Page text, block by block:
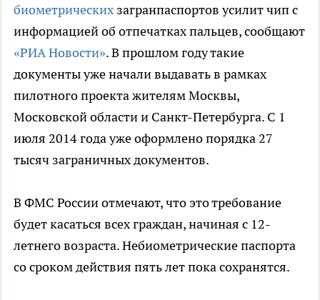
биометрических загранпаспортов усилит чип с
информацией об отпечатках пальцев, сообщают
«РИА Новости». В прошлом году такие
документы уже начали выдавать в рамках
пилотного проекта жителям Москвы,
Московской области и Санкт-Петербурга. С 1
июля 2014 года уже оформлено порядка 27
тысяч заграничных документов.
В ФМС России отмечают, что это требование
будет касаться всех граждан, начиная с 12-
летнего возраста. Небиометрические паспорта
со сроком действия пять лет пока сохранятся.